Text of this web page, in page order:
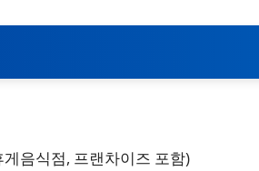
음식점, 프랜차이즈 포함)